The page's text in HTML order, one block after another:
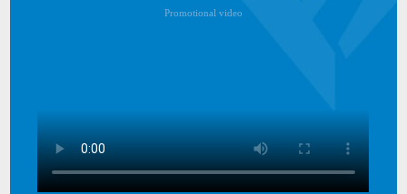
Promotional video